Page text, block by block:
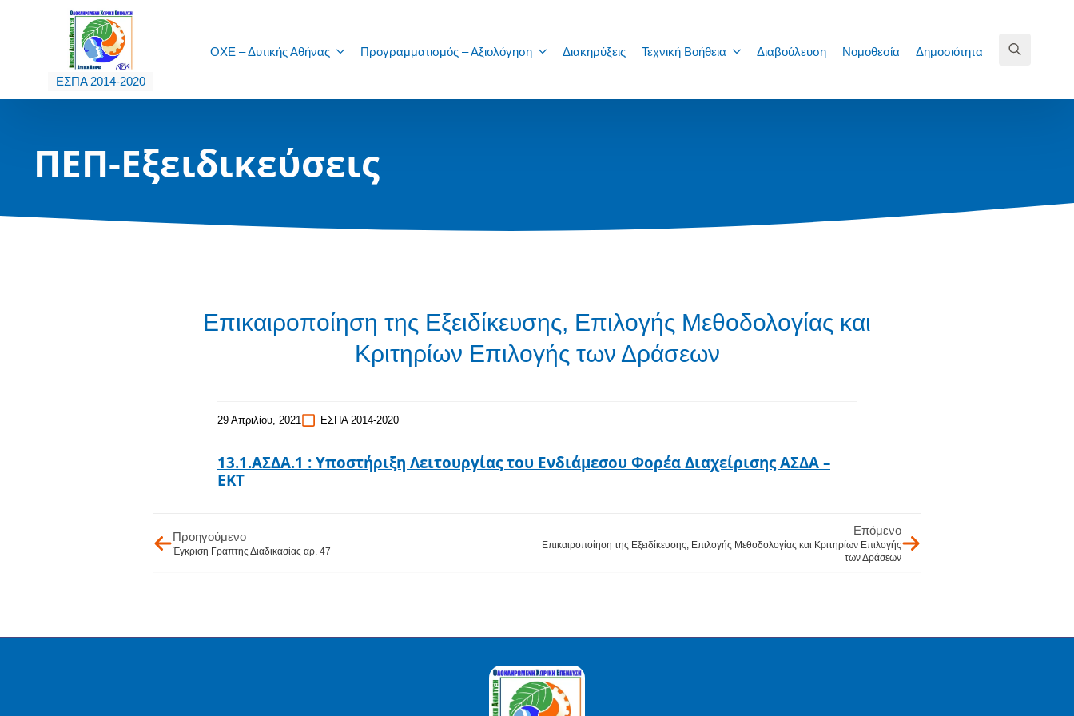
ΕΣΠΑ 2014-2020
ΟΧΕ – Δυτικής Αθήνας Προγραμματισμός – Αξιολόγηση Διακηρύξεις Τεχνική Βοήθεια Διαβούλευση Νομοθεσία
Δημοσιότητα
ΠΕΠ-Εξειδικεύσεις
Επικαιροποίηση της Εξειδίκευσης, Επιλογής Μεθοδολογίας και
Κριτηρίων Επιλογής των Δράσεων
29 Απριλίου, 2021 ΕΣΠΑ 2014-2020
13.1.ΑΣΔΑ.1 : Υποστήριξη Λειτουργίας του Ενδιάμεσου Φορέα Διαχείρισης ΑΣΔΑ –
ΕΚΤ
Προηγούμενο
Έγκριση Γραπτής Διαδικασίας αρ. 47
Επόμενο
Επικαιροποίηση της Εξειδίκευσης, Επιλογής Μεθοδολογίας και Κριτηρίων Επιλογής
των Δράσεων